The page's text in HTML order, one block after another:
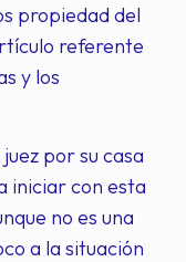
propiedad del
referente
y los
por su casa
iniciar con esta
no es una
a la situación